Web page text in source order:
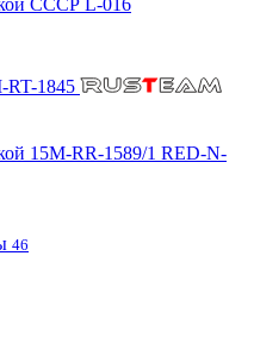
СССР L-016
1845
15M-RR-1589/1 RED-N-
46